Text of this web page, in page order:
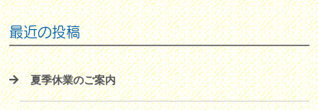
最近の投稿
夏季休業のご案内